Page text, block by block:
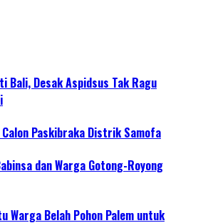
Bali, Desak Aspidsus Tak Ragu
Paskibraka Distrik Samofa
dan Warga Gotong-Royong
Warga Belah Pohon Palem untuk